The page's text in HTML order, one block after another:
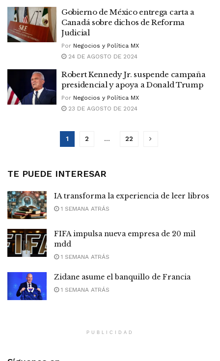
Gobierno de México entrega carta a
Canadá sobre dichos de Reforma
Judicial
Por Negocios y Política MX
24 DE AGOSTO DE 2024
Robert Kennedy Jr. suspende campaña
presidencial y apoya a Donald Trump
Por Negocios y Política MX
23 DE AGOSTO DE 2024
1 2 … 22
TE PUEDE INTERESAR
IA transforma la experiencia de leer libros
1 SEMANA ATRÁS
FIFA impulsa nueva empresa de 20 mil
mdd
1 SEMANA ATRÁS
Zidane asume el banquillo de Francia
1 SEMANA ATRÁS
PUBLICIDAD